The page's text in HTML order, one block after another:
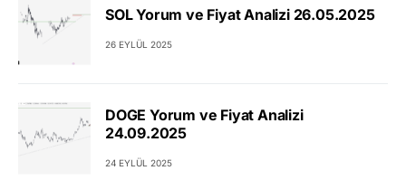
SOL Yorum ve Fiyat Analizi 26.05.2025
26 EYLÜL 2025
DOGE Yorum ve Fiyat Analizi
24.09.2025
24 EYLÜL 2025